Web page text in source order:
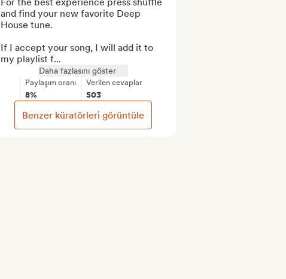
and find your new favorite Deep
House tune.
If I accept your song, I will add it to
my playlist f...
Daha fazlasını göster
Paylaşım oranı
8%
Verilen cevaplar
503
Benzer küratörleri görüntüle